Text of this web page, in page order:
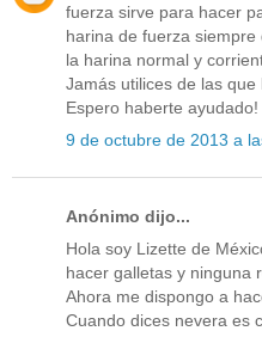
fuerza sirve para hacer
harina de fuerza siempre
la harina normal y
Jamás utilices de las
Espero haberte
9 de octubre de 2013 a
Anónimo dijo...
Hola soy Lizette de
hacer galletas y ninguna
Ahora me dispongo a
Cuando dices nevera es